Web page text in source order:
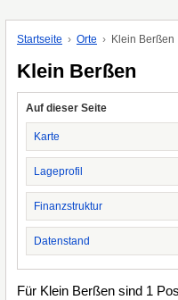
Startseite Orte Klein Berßen
Klein Berßen
Auf dieser Seite
Karte
Lageprofil
Finanzstruktur
Datenstand
Für Klein Berßen sind 1